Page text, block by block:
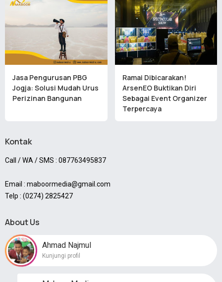
Jasa Pengurusan PBG
Jogja: Solusi Mudah Urus
Perizinan Bangunan
Ramai Dibicarakan!
ArsenEO Buktikan Diri
Sebagai Event Organizer
Terpercaya
Kontak
Call / WA / SMS : 087763495837
Email : maboormedia@gmail.com
Telp : (0274) 2825427
About Us
Ahmad Najmul
Kunjungi profil